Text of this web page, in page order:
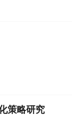
策略研究